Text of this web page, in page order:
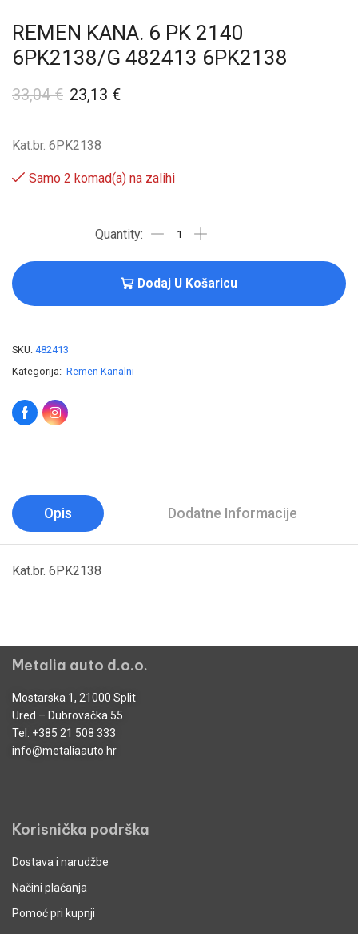
REMEN KANA. 6 PK 2140
6PK2138/G 482413 6PK2138
33,04€ 23,13 €
Kat.br. 6PK2138
Samo 2 komad(a) na zalihi
Dodaj U Košaricu
SKU: 482413
Kategorija: Remen Kanalni
Opis Dodatne Informacije
Kat.br. 6PK2138
Metalia auto d.o.o.
Mostarska 1, 21000 Split
Ured – Dubrovačka 55
Tel: +385 21 508 333
info@metaliaauto.hr
Korisnička podrška
Dostava i narudžbe
Načini plaćanja
Pomoć pri kupnji